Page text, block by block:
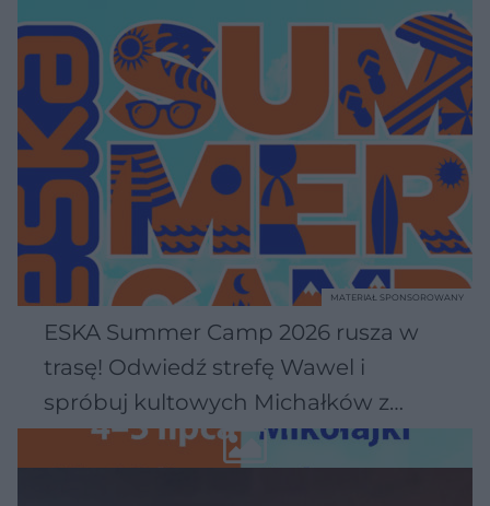
ESKA Summer Camp 2026 rusza w
trasę! Odwiedź strefę Wawel i
spróbuj kultowych Michałków z
Wawelu
MATERIAŁ SPONSOROWANY